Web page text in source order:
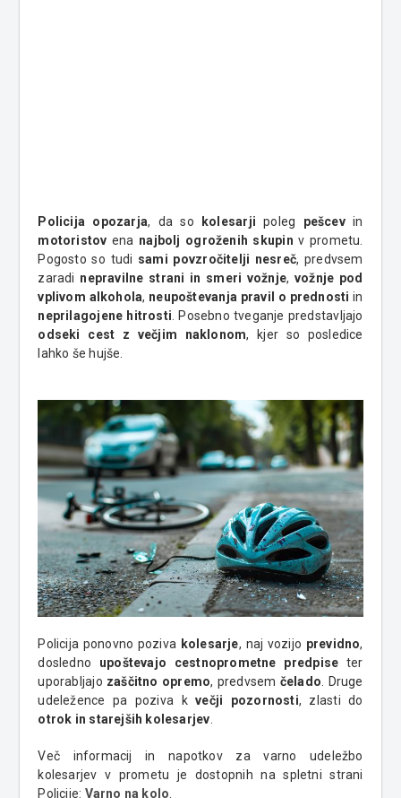
Policija opozarja, da so kolesarji poleg pešcevin
motoristov ena najbolj ogroženih skupin v prometu.
Pogosto so tudi sami povzročitelji nesreč, predvsem
zaradi nepravilne strani in smeri vožnje,vožnje pod
vplivom alkohola, neupoštevanja pravil o prednosti in
neprilagojene hitrosti . Posebno tveganje predstavljajo
odseki cest z večjim naklonom, kjer so posledice
lahko še hujše.
Policija ponovno poziva kolesarje, naj vozijo previdno,
dosledno upoštevajo cestnoprometne predpise ter
uporabljajo zaščitno opremo, predvsem čelado . Druge
udeležence pa poziva kvečji pozornosti, zlasti do
otrok in starejših kolesarjev
Več informacij in napotkov za varno udeležbo
kolesarjev v prometu je dostopnih na spletni strani
Policije: Varno na kolo